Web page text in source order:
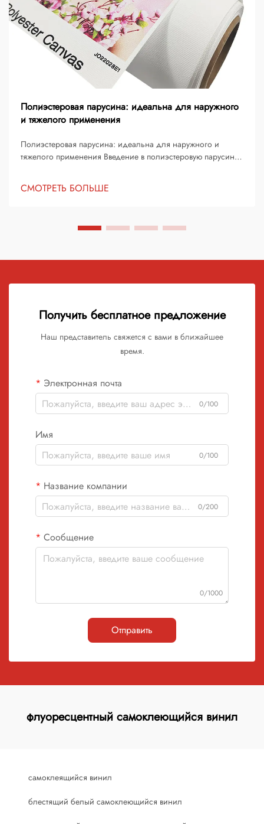
Полиэстеровая парусина: идеальна для наружного
и тяжелого применения
Полиэстеровая парусина: идеальна для наружного и
тяжелого применения Введение в полиэстеровую парусину
надежных и универсальных материалов, доступных как для
потребительских, так и для промышленных целей. Она
СМОТРЕТЬ БОЛЬШЕ
Получить бесплатное предложение
Наш представитель свяжется с вами в ближайшее
время.
Электронная почта
0/100
Имя
0/100
Название компании
0/200
Сообщение
0/1000
Отправить
флуоресцентный самоклеющийся винил
самоклеящийся винил
блестящий белый самоклеющийся винил